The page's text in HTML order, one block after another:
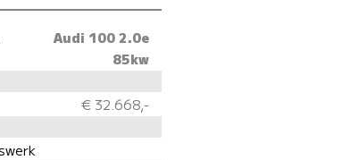
Audi 100 2.0e
85kw
€ 32.668,-